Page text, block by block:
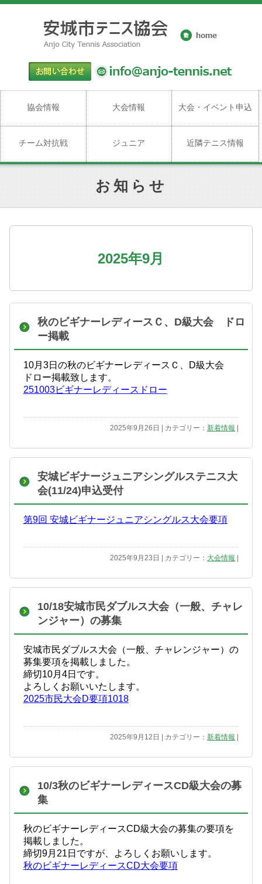
協会情報 大会情報 大会・イベント申込
チーム対抗戦 ジュニア 近隣テニス情報
お知らせ
2025年9月
秋のビギナーレディースＣ、D級大会 ドロ
ー掲載
10月3日の秋のビギナーレディースＣ、D級大会
ドロー掲載致します。
251003ビギナーレディースドロー
2025年9月26日 | カテゴリー：新着情報
安城ビギナージュニアシングルステニス大
会(11/24)申込受付
第9回 安城ビギナージュニアシングルス大会要項
2025年9月23日 | カテゴリー： 大会情報
10/18安城市民ダブルス大会（一般、チャレ
ンジャー）の募集
安城市民ダブルス大会（一般、チャレンジャー）の
募集要項を掲載しました。
締切10月4日です。
よろしくお願いいたします。
2025市民大会D要項1018
2025年9月12日 | カテゴリー：新着情報
10/3秋のビギナーレディースCD級大会の募
集
秋のビギナーレディースCD級大会の募集の要項を
掲載しました。
締切9月21日ですが、よろしくお願いします。
秋のビギナーレディースCD大会要項